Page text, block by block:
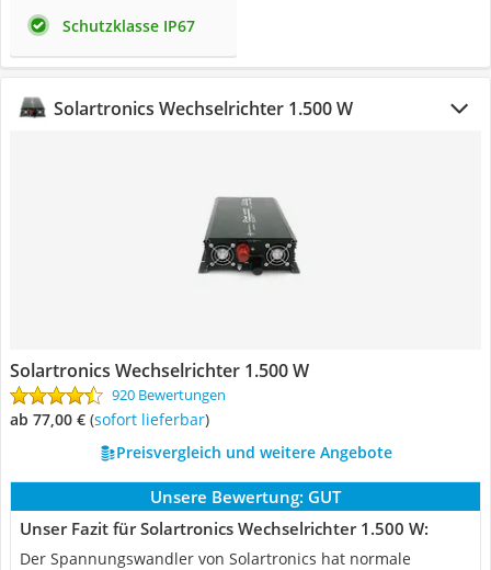
Schutzklasse IP67
Solartronics Wechselrichter 1.500 W
Solartronics Wechselrichter 1.500 W
920 Bewertungen
ab 77,00 € ( Sofort lieferbar)
Preisvergleich und weitere Angebote
Unsere Bewertung: GUT
Unser Fazit für Solartronics Wechselrichter 1.500 W:
Der Spannungswandler von Solartronics hat normale